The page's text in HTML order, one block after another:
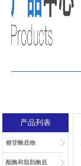
产品列表
糖苷酶底物
酯酶和脂肪酶底